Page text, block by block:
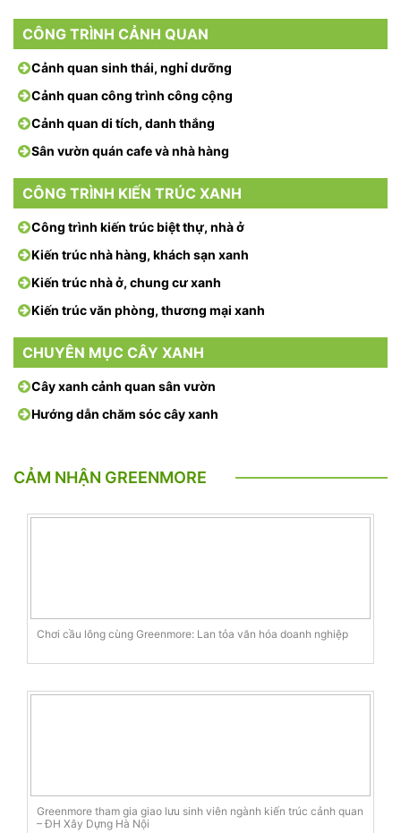
CÔNG TRÌNH CẢNH QUAN
Cảnh quan sinh thái, nghỉ dưỡng
Cảnh quan công trình công cộng
Cảnh quan di tích, danh thắng
Sân vườn quán cafe và nhà hàng
CÔNG TRÌNH KIẾN TRÚC XANH
Công trình kiến trúc biệt thự, nhà ở
Kiến trúc nhà hàng, khách sạn xanh
Kiến trúc nhà ở, chung cư xanh
Kiến trúc văn phòng, thương mại xanh
CHUYÊN MỤC CÂY XANH
Cây xanh cảnh quan sân vườn
Hướng dẫn chăm sóc cây xanh
CẢM NHẬN GREENMORE
Chơi cầu lông cùng Greenmore: Lan tỏa văn hóa doanh nghiệp
Greenmore tham gia giao lưu sinh viên ngành kiến trúc cảnh quan
– ĐH Xây Dựng Hà Nội